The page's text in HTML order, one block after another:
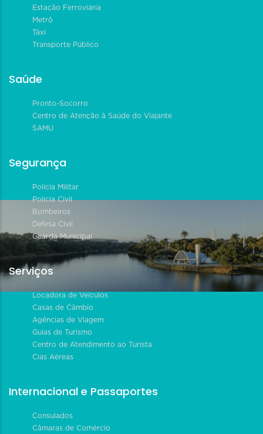
Estação Ferroviária
Metrô
Táxi
Transporte Público
Saúde
Pronto-Socorro
Centro de Atenção à Saúde do Viajante
SAMU
Segurança
Polícia Militar
Polícia Civil
Bombeiros
Defesa Civil
Guarda Municipal
Serviços
Locadora de Veículos
Casas de Câmbio
Agências de Viagem
Guias de Turismo
Centro de Atendimento ao Turista
Cias Aéreas
Internacional e Passaportes
Consulados
Câmaras de Comércio